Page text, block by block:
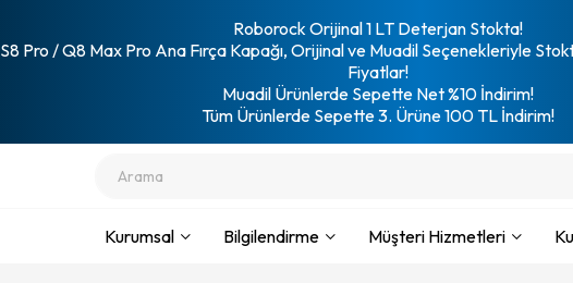
Roborock Orijinal 1 LT Deterjan Stokta!
S8 Pro / Q8 Max Pro Ana Fırça Kapağı, Orijinal ve Muadil Seçenekleriyle
Fiyatlar!
Muadil Ürünlerde Sepette Net %10 İndirim!
Tüm Ürünlerde Sepette 3. Ürüne 100 TL İndirim!
Kurumsal Bilgilendirme Müşteri Hizmetleri